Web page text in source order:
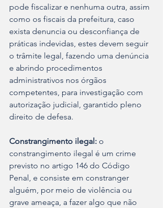
pode fiscalizar e nenhuma outra, assim
como os fiscais da prefeitura, caso
exista denuncia ou desconfiança de
práticas indevidas, estes devem seguir
o trâmite legal, fazendo uma denúncia
e abrindo procedimentos
administrativos nos órgãos
competentes, para investigação com
autorização judicial, garantido pleno
direito de defesa.
Constrangimento ilegal: o
constrangimento ilegal é um crime
previsto no artigo 146 do Código
Penal, e consiste em constranger
alguém, por meio de violência ou
grave ameaça, a fazer algo que não